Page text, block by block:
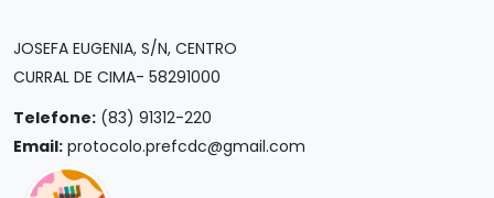
JOSEFA EUGENIA, S/N, CENTRO
CURRAL DE CIMA- 58291000
Telefone: (83) 91312-220
Email: protocolo.prefcdc@gmail.com